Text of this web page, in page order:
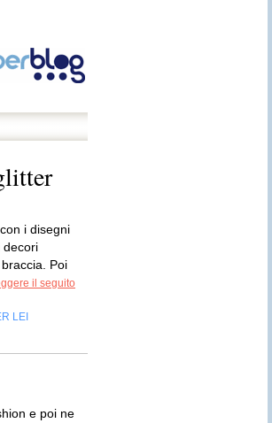
i disegni
decori
Poi
il seguito
LEI
e poi ne